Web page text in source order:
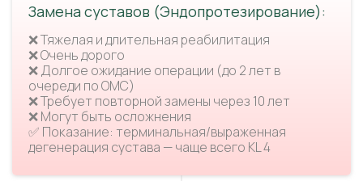
Замена суставов (Эндопротезирование):
❌ Тяжелая и длительная реабилитация
❌ Очень дорого
❌ Долгое ожидание операции (до 2 лет в
очереди по ОМС)
❌ Требует повторной замены через 10 лет
❌ Могут быть осложнения
✅ Показание: терминальная/выраженная
дегенерация сустава — чаще всего KL 4